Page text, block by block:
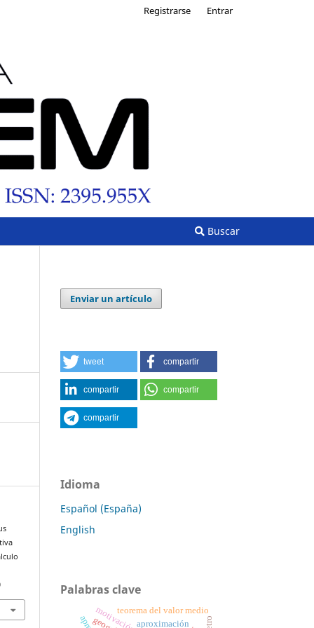
Buscar
Registrarse Entrar
Enviar un artículo
tweet compartir
compartir compartir
compartir
Idioma
Español (España)
English
Palabras clave
aproximación
teorema del valor medio